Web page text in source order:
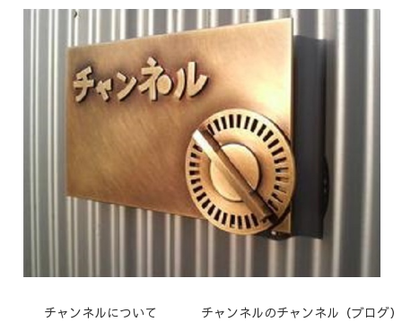
チャンネルについて
チャンネルのチャンネル（ブログ）